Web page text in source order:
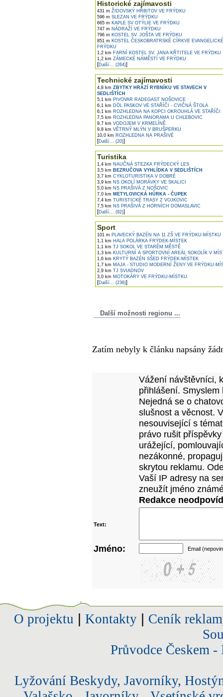
Historické zajímavosti
431 m ŽIDOVSKÝ HŘBITOV VE FRÝDKU
596 m SLEZAN VE FRÝDKU
665 m KAPLE SV OTÝLIE VE FRÝDKU
747 m NÁDRAŽÍ VE FRÝDKU
796 m KOSTEL SV. JOŠTA VE FRÝDKU
851 m KOSTEL ČESKOBRATRSKÉ CÍRKVE
FRÝDKU
1,2 km FARNÍ KOSTEL SV. JANA KŘTITELE VE FRÝDKU
1,2 km ZÁMECKÉ NÁMĚSTÍ VE FRÝDKU
[Další... (264)]
Technické zajímavosti
4,8 km ZBYTKY HRÁZÍ RYBNÍKU VE STAVECH V
SEDLIŠTÍCH
5,1 km PIVOVAR RADEGAST NOŠOVICE
6,1 km DŮL PASKOV VE STAŘÍČI - CVIČNÁ ŠTOLA
6,1 km ROZHLEDNA NA KOPCI OKROUHLÁ VE STAŘÍČI
7,5 km ROZHLEDNA PANORAMA U CHLEBOVIC
9,7 km VODOJEM V KRMELÍNĚ
9,8 km VĚTRNÝ MLÝN V BRUŠPERKU
10,0 km ROZHLEDNA NA PRAŠIVÉ
[Další... (20)]
Turistika
1,4 km NAUČNÁ STEZKA FRÝDECKÝ LES
3,5 km BEZRUČOVA VYHLÍDKA V SEDLIŠTÍCH
3,7 km CYKLOTURISTIKA V DOBRÉ
3,9 km NS OKOLÍ MORÁVKY VE SKALICI
5,0 km NS PRAŠIVÁ Z NOŠOVIC
7,0 km METYLOVICKÁ HŮRKA - ČUPEK
7,4 km TURISTICKÉ TRASY Z VOJKOVIC
7,5 km NS PRAŠIVÁ Z HORNÍCH DOMASLAVIC
[Další... (92)]
Sport
101 m PLAVECKÝ BAZÉN NA 11 ZŠ VE FRÝDKU-MÍSTKU
1,1 km HALA POLÁRKA FRÝDEK-MÍSTEK
1,1 km TJ SOKOL VE STARÉM MĚSTĚ
1,3 km KULTURNÍ A SPORTOVNÍ AREÁL SOKOLÍK V
1,6 km KRYTÝ BAZÉN SŠED FRÝDEK-MÍSTEK
1,7 km MAJA - STUDIO MODERNÍ ŽENY VE FRÝDKU-
2,9 km TJ SVIADNOV
3,0 km MOTOKÁRY VE FRÝDKU-MÍSTKU
[Další... (236)]
Další možnosti regionu ...
Zatím nebyly k článku napsány
Vážení návštěvníci,
přihlášení.
Nejedná se o
slušnost a věcnost.
nesouvisející s
právo rušit
urážející,
nezákonné,
skrytou reklamu.
Vaší IP adresy na
zneužít jméno
Redakce
Text:
Jméno: Email
O projektu Kontakty| Ceník
Průvodce Českem
Lyžování Beskydy, Javorníky,